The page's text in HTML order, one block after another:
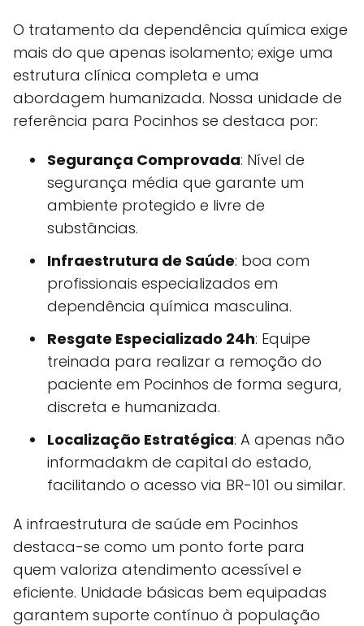
O tratamento da dependência química exige
mais do que apenas isolamento; exige uma
estrutura clínica completa e uma
abordagem humanizada. Nossa unidade de
referência para Pocinhos se destaca por:
Segurança Comprovada: Nível de
segurança média que garante um
ambiente protegido e livre de
substâncias.
Infraestrutura de Saúde: boa com
profissionais especializados em
dependência química masculina.
Resgate Especializado 24h: Equipe
treinada para realizar a remoção do
paciente em Pocinhos de forma segura,
discreta e humanizada.
Localização Estratégica: A apenas não
informadakm de capital do estado,
facilitando o acesso via BR-101 ou similar.
A infraestrutura de saúde em Pocinhos
destaca-se como um ponto forte para
quem valoriza atendimento acessível e
eficiente. Unidade básicas bem equipadas
garantem suporte contínuo à população